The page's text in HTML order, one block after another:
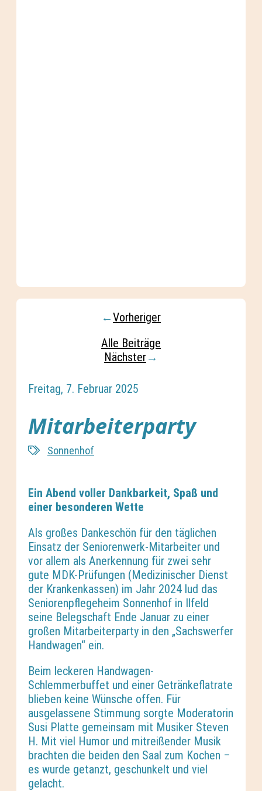
←Vorheriger
Alle Beiträge
Nächster→
Freitag, 7. Februar 2025
Mitarbeiterparty
Sonnenhof
Ein Abend voller Dankbarkeit, Spaß und
einer besonderen Wette
Als großes Dankeschön für den täglichen
Einsatz der Seniorenwerk-Mitarbeiter und
vor allem als Anerkennung für zwei sehr
gute MDK-Prüfungen (Medizinischer Dienst
der Krankenkassen) im Jahr 2024 lud das
Seniorenpflegeheim Sonnenhof in Ilfeld
seine Belegschaft Ende Januar zu einer
großen Mitarbeiterparty in den „Sachswerfer
Handwagen“ ein.
Beim leckeren Handwagen-
Schlemmerbuffet und einer Getränkeflatrate
blieben keine Wünsche offen. Für
ausgelassene Stimmung sorgte Moderatorin
Susi Platte gemeinsam mit Musiker Steven
H. Mit viel Humor und mitreißender Musik
brachten die beiden den Saal zum Kochen –
es wurde getanzt, geschunkelt und viel
gelacht.